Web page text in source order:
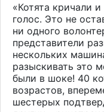
«Котята кричали
голос. Это не
ни одного
представители
нескольких
разыскивать это
были в шоке! 40
возрастов,
шестерых